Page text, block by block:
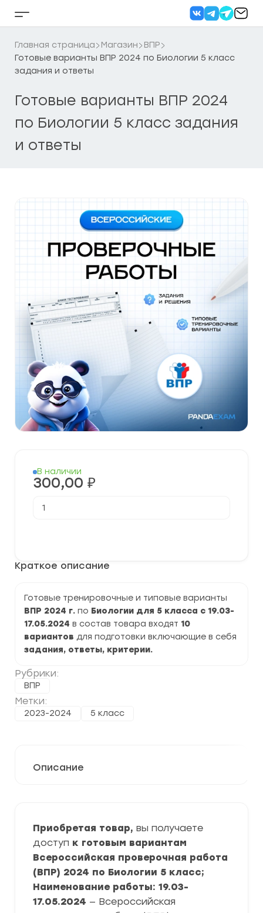
Кнопка
бокового
меню
Главная страница Магазин
ВПР
Готовые варианты ВПР 2024 по Биологии 5 класс
задания и ответы
Готовые варианты ВПР 2024
по Биологии 5 класс задания
и ответы
Краткое описание
Готовые тренировочные и типовые варианты
ВПР 2024 г. по Биологии для 5 класса с 19.03-
17.05.2024 в состав товара входят 10
вариантов для подготовки включающие в себя
задания, ответы, критерии.
Рубрики:
ВПР
Метки:
2023-2024 5 класс
В наличии
300,00 ₽
товара
Биологии
задания
и
ответы
Описание
Приобретая товар, вы получаете
доступ к готовым вариантам
Всероссийская проверочная работа
(ВПР) 2024 по Биологии 5 класс;
Наименование работы: 19.03-
17.05.2024 — Всероссийская